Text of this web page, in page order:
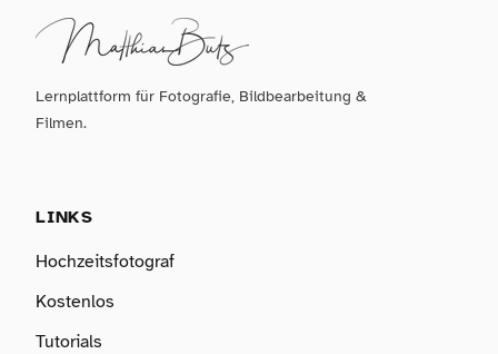
Lernplattform für Fotografie, Bildbearbeitung &
Filmen.
LINKS
Hochzeitsfotograf
Kostenlos
Tutorials